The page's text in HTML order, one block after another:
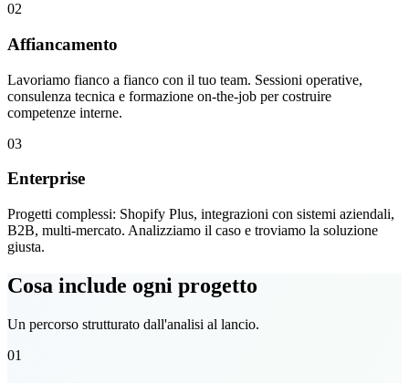
02
Affiancamento
Lavoriamo fianco a fianco con il tuo team. Sessioni operative,
consulenza tecnica e formazione on-the-job per costruire
competenze interne.
03
Enterprise
Progetti complessi: Shopify Plus, integrazioni con sistemi aziendali,
B2B, multi-mercato. Analizziamo il caso e troviamo la soluzione
giusta.
Cosa include ogni progetto
Un percorso strutturato dall'analisi al lancio.
01